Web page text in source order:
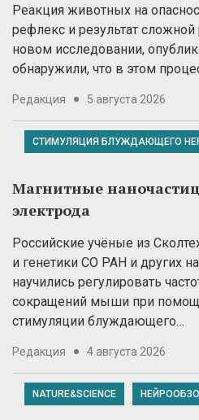
Реакция животных на
рефлекс и результат
новом исследовании,
обнаружили, что в этом
Редакция 5 августа 2026
СТИМУЛЯЦИЯ БЛУЖДАЮЩЕГО
Магнитные
электрода
Российские учёные из
и генетики СО РАН и других
научились регулировать
сокращений мыши при
стимуляции блуждающего…
Редакция 4 августа 2026
NATURE&SCIENCE